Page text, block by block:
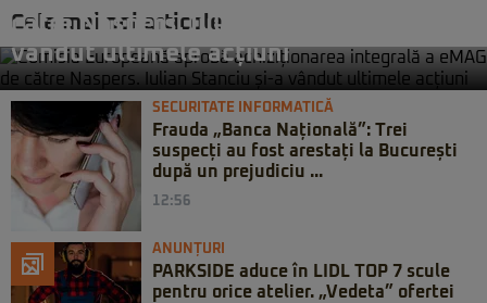
Cele mai noi articole
către Naspers. Iulian Stanciu și-a
vândut ultimele acțiuni
SECURITATE INFORMATICĂ
Frauda „Banca Națională”: Trei
suspecți au fost arestați la București
după un prejudiciu ...
12:56
ANUNȚURI
PARKSIDE aduce în LIDL TOP 7 scule
pentru orice atelier. „Vedeta” ofertei